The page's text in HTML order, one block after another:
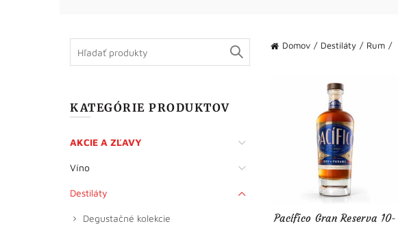
Domov Destiláty Rum
Pacífico Gran Reserva 10-
for:
KATEGÓRIE PRODUKTOV
AKCIE A ZĽAVY
Víno
Destiláty
Degustačné kolekcie